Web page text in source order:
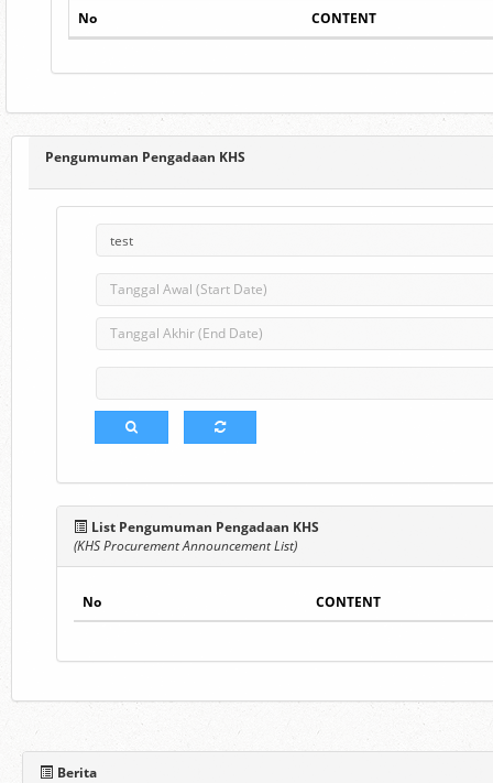
No CONTENT
Pengumuman Pengadaan KHS
List Pengumuman Pengadaan KHS
(KHS Procurement Announcement List)
No CONTENT
Berita